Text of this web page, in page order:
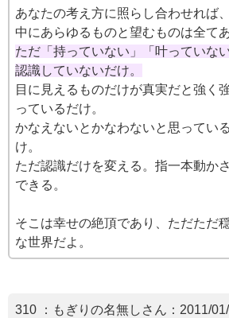
あなたの考え方に照らし合わせれば
中にあらゆるものと望むものは全てあ
ただ「持っていない」「叶っていな
認識していないだけ。
目に見えるものだけが真実だと強く
っているだけ。
かなえないとかなわないと思ってい
け。
ただ認識だけを変える。指一本動か
できる。
そこは幸せの絶頂であり、ただただ
な世界だよ。
310 ：もぎりの名無しさん：2011/